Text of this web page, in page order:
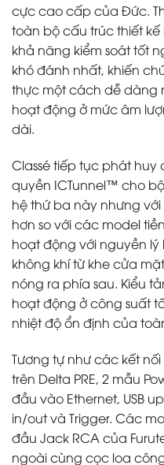
cực cao cấp của Đức.
toàn bộ cấu trúc thiết
khả năng kiểm soát tốt
khó đánh nhất, khiến
thực một cách dễ dàng
hoạt động ở mức âm
dài.
Classé tiếp tục phát
quyền ICTunnel™ cho
hệ thứ ba này nhưng
hơn so với các model
hoạt động với nguyền
không khí từ khe cửa
nóng ra phía sau. Kiểu
hoạt động ở công suất
nhiệt độ ổn định của
Tương tự như các kết
trên Delta PRE, 2 mẫu
đầu vào Ethernet, USB
in/out và Trigger. Các
đầu Jack RCA của
ngoài cùng cọc loa